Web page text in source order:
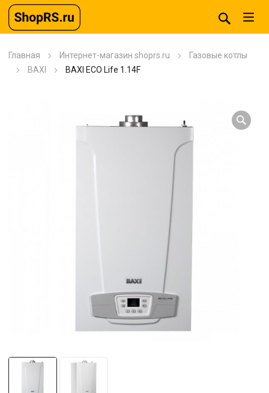
Главная Интернет-магазин shoprs.ru
Газовые котлы
BAXI
BAXI ECO Life 1.14F